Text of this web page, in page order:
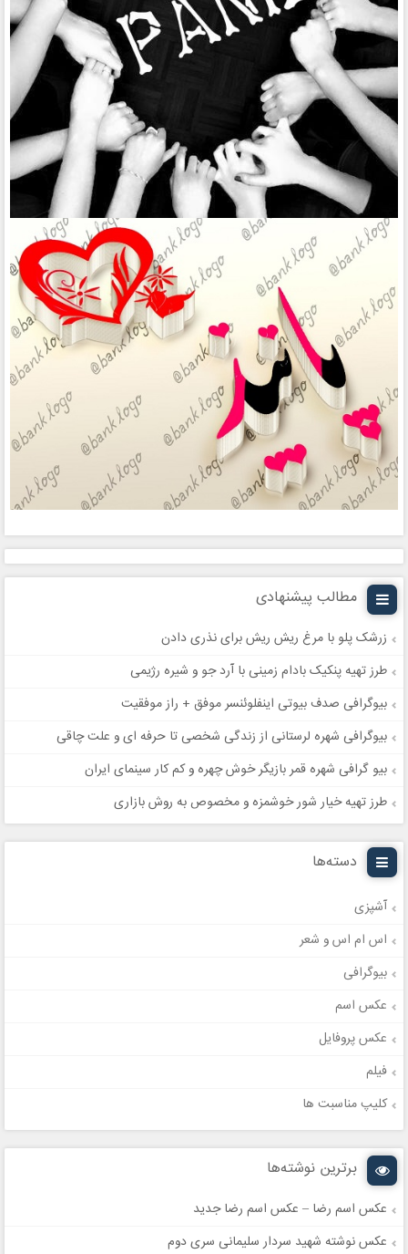
مطالب پیشنهادی
زرشک پلو با مرغ ریش ریش برای نذری دادن
طرز تهیه پنکیک بادام زمینی با آرد جو و شیره رژیمی
بیوگرافی صدف بیوتی اینفلوئنسر موفق + راز موفقیت
بیوگرافی شهره لرستانی از زندگی شخصی تا حرفه ای و علت چاقی
بیو گرافی شهره قمر بازیگر خوش چهره و کم کار سینمای ایران
طرز تهیه خیار شور خوشمزه و مخصوص به روش بازاری
دسته‌ها
آشپزی
اس ام اس و شعر
بیوگرافی
عکس اسم
عکس پروفایل
فیلم
کلیپ مناسبت ها
برترین نوشته‌ها
عکس اسم رضا – عکس اسم رضا جدید
عکس نوشته شهید سردار سلیمانی سری دوم